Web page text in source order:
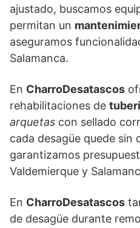
ajustado, buscamos
permitan un
aseguramos
Salamanca.
En CharroDesatascos
rehabilitaciones de
arquetas con sellado
cada desagüe quede sin
garantizamos
Valdemierque y
En CharroDesatascos
de desagüe durante